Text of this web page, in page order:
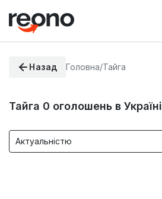
Назад Головна/Тайга
Тайга 0 оголошень в Україні
Актуальністю